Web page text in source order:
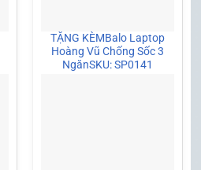
TẶNG KÈMBalo Laptop
Hoàng Vũ Chống Sốc 3
NgănSKU: SP0141